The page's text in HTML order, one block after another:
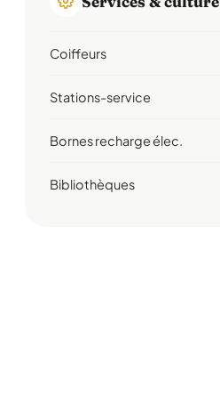
Coiffeurs
Stations-service
Bornes recharge élec.
Bibliothèques